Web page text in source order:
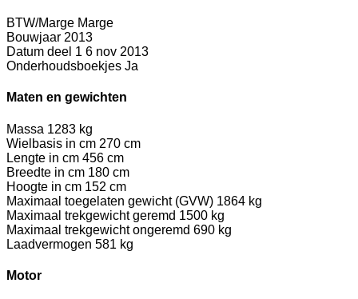
BTW/Marge Marge
Bouwjaar 2013
Datum deel 1 6 nov 2013
Onderhoudsboekjes Ja
Maten en gewichten
Massa 1283 kg
Wielbasis in cm 270 cm
Lengte in cm 456 cm
Breedte in cm 180 cm
Hoogte in cm 152 cm
Maximaal toegelaten gewicht (GVW) 1864 kg
Maximaal trekgewicht geremd 1500 kg
Maximaal trekgewicht ongeremd 690 kg
Laadvermogen 581 kg
Motor